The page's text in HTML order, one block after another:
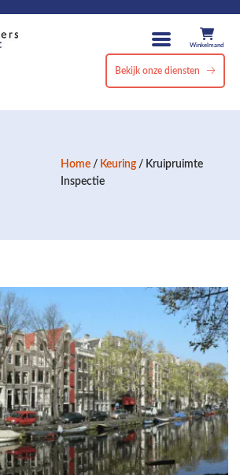
Winkelmand
Bekijk onze diensten
Home / Keuring / Kruipruimte
Inspectie